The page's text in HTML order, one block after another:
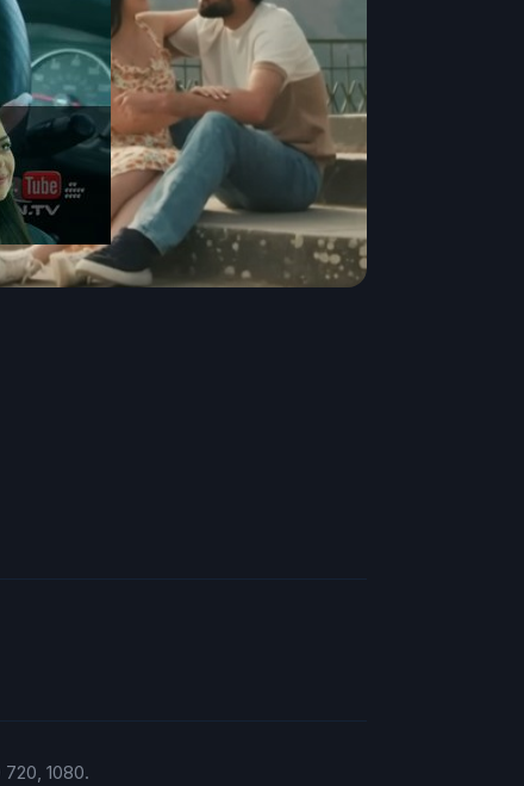
1080.